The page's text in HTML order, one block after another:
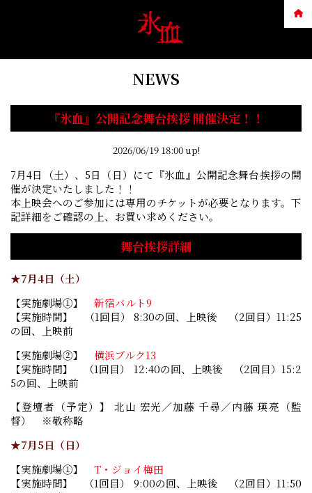
NEWS
『氷血』公開記念舞台挨拶 開催決定！！
2026/06/19 18:00 up!
7月4日（土）、5日（日）にて『氷血』公開記念舞台挨拶の開
催が決定いたしました！！
本上映会へのご参加には専用のチケットが必要となります。下
記詳細をご確認の上、お買い求めください。
舞台挨拶詳細
★7月4日（土）
【実施劇場①】 新宿バルト9
【実施時間】 （1回目） 8:30の回、上映後 （2回目）11:25
の回、上映前
【実施劇場②】 横浜ブルク13
【実施時間】 （1回目） 12:40の回、上映後 （2回目）15:2
5の回、上映前
【登壇者（予定）】 北山 宏光／加藤 千尋／内藤 瑛亮（監
督） ※敬称略
★7月5日（日）
【実施劇場①】 T・ジョイ梅田
【実施時間】 （1回目） 9:00の回、上映後 （2回目）11:50